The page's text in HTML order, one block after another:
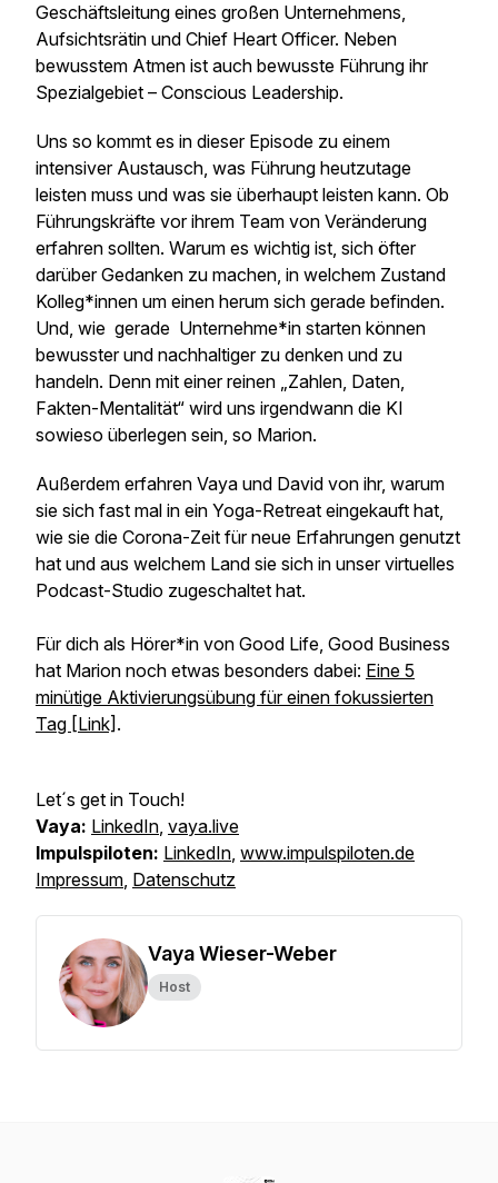
Geschäftsleitung eines großen Unternehmens,
Aufsichtsrätin und Chief Heart Officer. Neben
bewusstem Atmen ist auch bewusste Führung ihr
Spezialgebiet – Conscious Leadership.
Uns so kommt es in dieser Episode zu einem
intensiver Austausch, was Führung heutzutage
leisten muss und was sie überhaupt leisten kann. Ob
Führungskräfte vor ihrem Team von Veränderung
erfahren sollten. Warum es wichtig ist, sich öfter
darüber Gedanken zu machen, in welchem Zustand
Kolleg*innen um einen herum sich gerade befinden.
Und, wie gerade Unternehme*in starten können
bewusster und nachhaltiger zu denken und zu
handeln. Denn mit einer reinen „Zahlen, Daten,
Fakten-Mentalität“ wird uns irgendwann die KI
sowieso überlegen sein, so Marion.
Außerdem erfahren Vaya und David von ihr, warum
sie sich fast mal in ein Yoga-Retreat eingekauft hat,
wie sie die Corona-Zeit für neue Erfahrungen genutzt
hat und aus welchem Land sie sich in unser virtuelles
Podcast-Studio zugeschaltet hat.
Für dich als Hörer*in von Good Life, Good Business
hat Marion noch etwas besonders dabei: Eine 5
minütige Aktivierungsübung für einen fokussierten
Tag [Link] .
Let´s get in Touch!
Vaya: LinkedIn, vaya.live
Impulspiloten: LinkedIn, www.impulspiloten.de
Impressum, Datenschutz
Vaya Wieser-Weber
Host